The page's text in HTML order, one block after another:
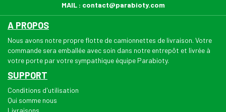
MAIL : contact@parabioty.com
A PROPOS
Nous avons notre propre flotte de camionnettes de livraison. Votre
commande sera emballée avec soin dans notre entrepôt et livrée à
votre porte par votre sympathique équipe Parabioty.
SUPPORT
Conditions d'utilisation
Qui somme nous
Livraisons